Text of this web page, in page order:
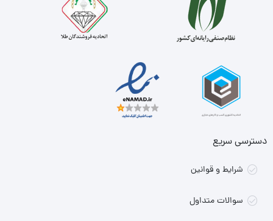
دسترسی سریع
شرایط و قوانین
سوالات متداول